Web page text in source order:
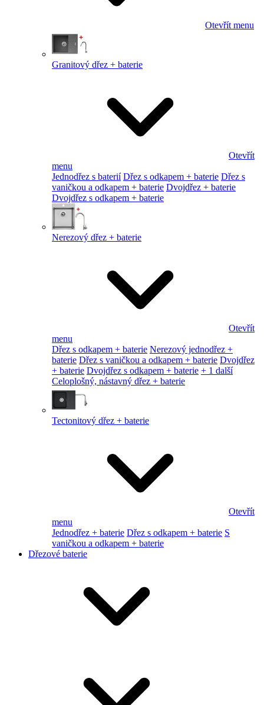
Otevřít menu
Granitový dřez + baterie
Otevřít
menu
Jednodřez s baterií Dřez s odkapem + baterie Dřez s
vaničkou a odkapem + baterie Dvojdřez + baterie
Dvojdřez s odkapem + baterie
Nerezový dřez + baterie
Otevřít
menu
Dřez s odkapem + baterie Nerezový jednodřez +
baterie Dřez s vaničkou a odkapem + baterie Dvojdřez
+ baterie Dvojdřez s odkapem + baterie + 1 další
Celoplošný, nástavný dřez + baterie
Tectonitový dřez + baterie
Otevřít
menu
Jednodřez + baterie Dřez s odkapem + baterie S
vaničkou a odkapem + baterie
Dřezové baterie